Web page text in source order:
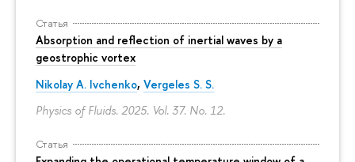
Статья
Absorption and reflection of inertial waves by a
geostrophic vortex
Nikolay A. Ivchenko, Vergeles S. S.
Physics of Fluids. 2025. Vol. 37. No. 12.
Статья